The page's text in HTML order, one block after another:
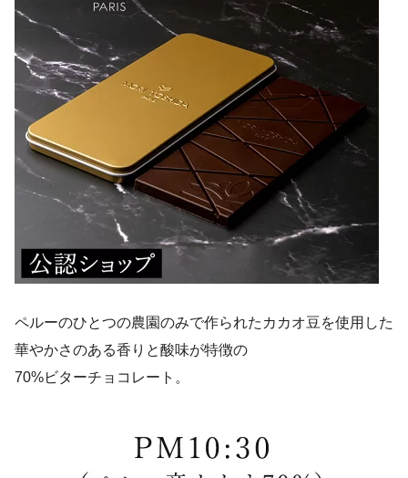
ペルーのひとつの農園のみで作られたカカオ豆を使用した
華やかさのある香りと酸味が特徴の
70%ビターチョコレート。